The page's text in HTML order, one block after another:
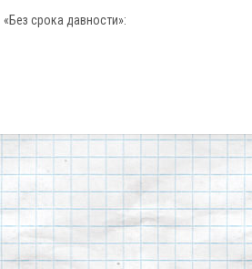
срока давности»: